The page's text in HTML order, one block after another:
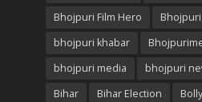
Bhojpuri Film Hero
bhojpuri khabar
bhojpuri media
bhojpuri
Bihar
Bihar Election